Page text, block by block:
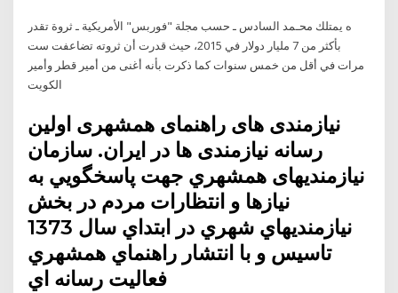
ه يمتلك محـمد السادس ـ حسب مجلة "فوربس" الأمريكية ـ ثروة تقدر
بأكثر من 7 مليار دولار في 2015، حيث قدرت أن ثروته تضاعفت ست
مرات في أقل من خمس سنوات كما ذكرت بأنه أغنى من أمير قطر وأمير
الكويت
نیازمندی های راهنمای همشهری اولین
رسانه نیازمندی ها در ایران. سازمان
نیازمندیهای همشهري جهت پاسخگويي به
نيازها و انتظارات مردم در بخش
نيازمنديهاي شهري در ابتداي سال 1373
تاسيس و با انتشار راهنماي همشهري
فعاليت رسانه اي